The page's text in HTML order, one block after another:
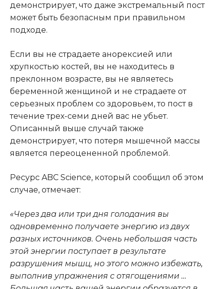
демонстрирует, что даже экстремальный пост
может быть безопасным при правильном
подходе.
Если вы не страдаете анорексией или
хрупкостью костей, вы не находитесь в
преклонном возрасте, вы не являетесь
беременной женщиной и не страдаете от
серьезных проблем со здоровьем, то пост в
течение трех-семи дней вас не убьет.
Описанный выше случай также
демонстрирует, что потеря мышечной массы
является переоцененной проблемой.
Ресурс ABC Science, который сообщил об этом
случае, отмечает:
«Через два или три дня голодания вы
одновременно получаете энергию из двух
разных источников. Очень небольшая часть
этой энергии поступает в результате
разрушения мышц, но этого можно избежать,
выполнив упражнения с отягощениями …